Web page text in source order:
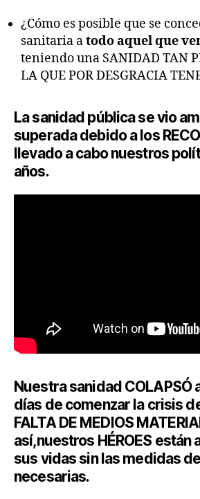
¿Cómo es posible que se
sanitaria atodo aquel que
teniendo una SANIDAD TAN
LA QUE POR DESGRACIA
La sanidad pública se vio
superada debido a los
llevado a cabo nuestros
años.
Nuestra sanidad COLAPSÓ
días de comenzar la crisis
FALTA DE MEDIOS
así,nuestros HÉROES están
sus vidas sin las medidas
necesarias.